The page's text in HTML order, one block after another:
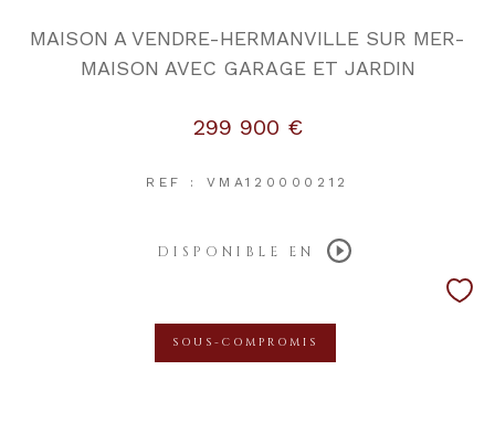
MAISON A VENDRE-HERMANVILLE SUR MER-
MAISON AVEC GARAGE ET JARDIN
299 900 €
REF : VMA120000212
DISPONIBLE EN
SOUS-COMPROMIS